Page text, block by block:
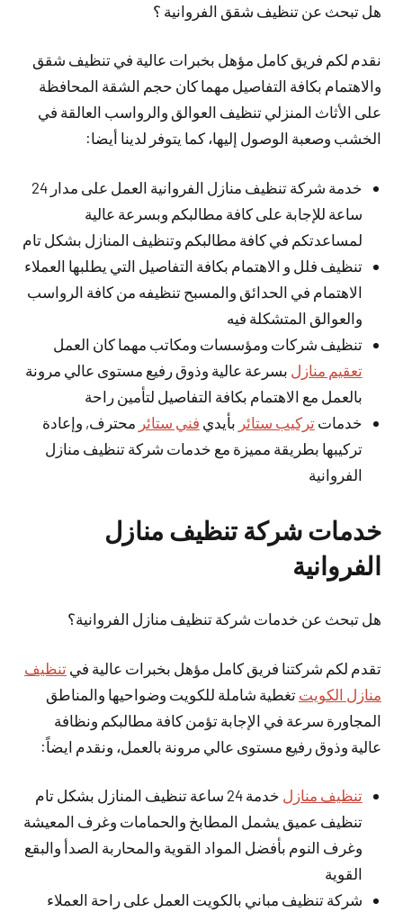
هل تبحث عن تنظيف شقق الفروانية ؟
نقدم لكم فريق كامل مؤهل بخبرات عالية في تنظيف شقق
والاهتمام بكافة التفاصيل مهما كان حجم الشقة المحافظة
على الأثاث المنزلي تنظيف العوالق والرواسب العالقة في
الخشب وصعبة الوصول إليها، كما يتوفر لدينا أيضا:
خدمة شركة تنظيف منازل الفروانية العمل على مدار 24
ساعة للإجابة على كافة مطالبكم وبسرعة عالية
لمساعدتكم في كافة مطالبكم وتنظيف المنازل بشكل تام
تنظيف فلل و الاهتمام بكافة التفاصيل التي يطلبها العملاء
الاهتمام في الحدائق والمسبح تنظيفه من كافة الرواسب
والعوالق المتشكلة فيه
تنظيف شركات ومؤسسات ومكاتب مهما كان العمل
تعقيم منازل بسرعة عالية وذوق رفيع مستوى عالي مرونة
بالعمل مع الاهتمام بكافة التفاصيل لتأمين راحة
خدماتتركيب ستائر بأيدي فني ستائر محترف, وإعادة
تركيبها بطريقة مميزة مع خدمات شركة تنظيف منازل
الفروانية
خدمات شركة تنظيف منازل
الفروانية
هل تبحث عن خدمات شركة تنظيف منازل الفروانية؟
تقدم لكم شركتنا فريق كامل مؤهل بخبرات عالية في تنظيف
منازل الكويت تغطية شاملة للكويت وضواحيها والمناطق
المجاورة سرعة في الإجابة تؤمن كافة مطالبكم ونظافة
عالية وذوق رفيع مستوى عالي مرونة بالعمل، ونقدم ايضاً:
تنظيف منازل
خدمة 24 ساعة تنظيف المنازل بشكل تام
تنظيف عميق يشمل المطابخ والحمامات وغرف المعيشة
وغرف النوم بأفضل المواد القوية والمحاربة الصدأ والبقع
القوية
شركة تنظيف مباني بالكويت العمل على راحة العملاء